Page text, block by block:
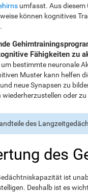
umfasst. Aus diesem
können kognitives
Fähigkeiten zu
bestimmte neuronale
Muster kann helfen
neue Synapsen zu
wiederherzustellen oder
des
des
ist
Deshalb ist es